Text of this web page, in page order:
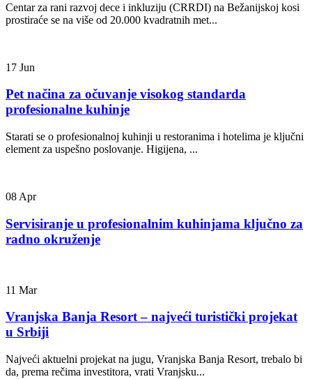
Centar za rani razvoj dece i inkluziju (CRRDI) na Bežanijskoj kosi
prostiraće se na više od 20.000 kvadratnih met...
17 Jun
Pet načina za očuvanje visokog standarda
profesionalne kuhinje
Starati se o profesionalnoj kuhinji u restoranima i hotelima je ključni
element za uspešno poslovanje. Higijena, ...
08 Apr
Servisiranje u profesionalnim kuhinjama ključno za
radno okruženje
11 Mar
Vranjska Banja Resort – najveći turistički projekat
u Srbiji
Najveći aktuelni projekat na jugu, Vranjska Banja Resort, trebalo bi
da, prema rečima investitora, vrati Vranjsku...